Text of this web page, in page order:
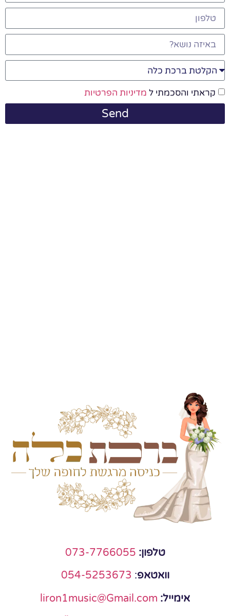
קראתי והסכמתי ל מדיניות הפרטיות
Send
טלפון: 073-7766055
וואטאפ:
054-5253673
אימייל: liron1music@Gmail.com